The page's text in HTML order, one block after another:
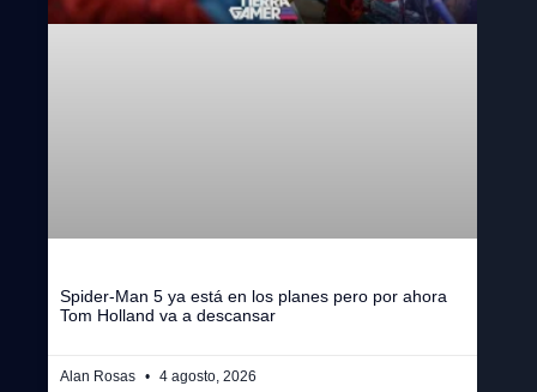
Spider-Man 5 ya está en los planes pero por ahora
Tom Holland va a descansar
Alan Rosas 4 agosto, 2026